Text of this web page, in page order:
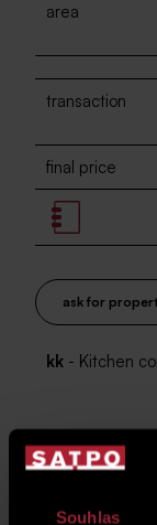
Souhlas
area
transaction
final price
ask for
kk - Kitchen
Cuntact Us